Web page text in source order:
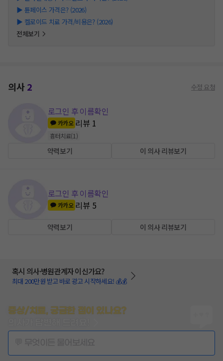
▶ 튠페이스 가격은? (2026)
▶ 켈로이드 치료 가격/비용은? (2026)
전체보기
의사2 수정 요청
로그인 후 이름확인
카카오 리뷰 1
흉터치료(1 )
약력보기 이 의사 리뷰보기
로그인 후 이름확인
카카오 리뷰 5
약력보기 이 의사 리뷰보기
혹시 의사·병원관계자 이신가요?
최대 200만원 받고 바로 광고 시작하세요! 💰💰
증상/치료, 궁금한 점이 있나요?